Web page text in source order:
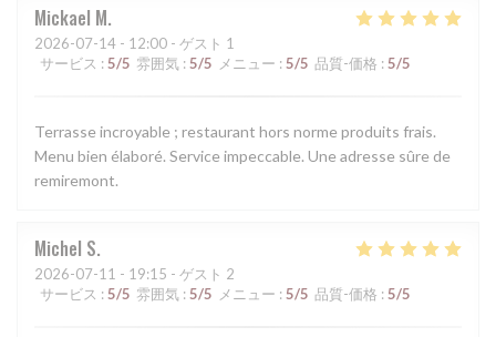
Mickael M
2026-07-14 - 12:00 - ゲスト 1
サービス : 5/5 雰囲気 : 5/5 メニュー : 5/5 品質-価格 : 5/5
Terrasse incroyable ; restaurant hors norme produits frais.
Menu bien élaboré. Service impeccable. Une adresse sûre de
remiremont.
Michel S
2026-07-11 - 19:15 - ゲスト 2
サービス : 5/5 雰囲気 : 5/5 メニュー : 5/5 品質-価格 : 5/5